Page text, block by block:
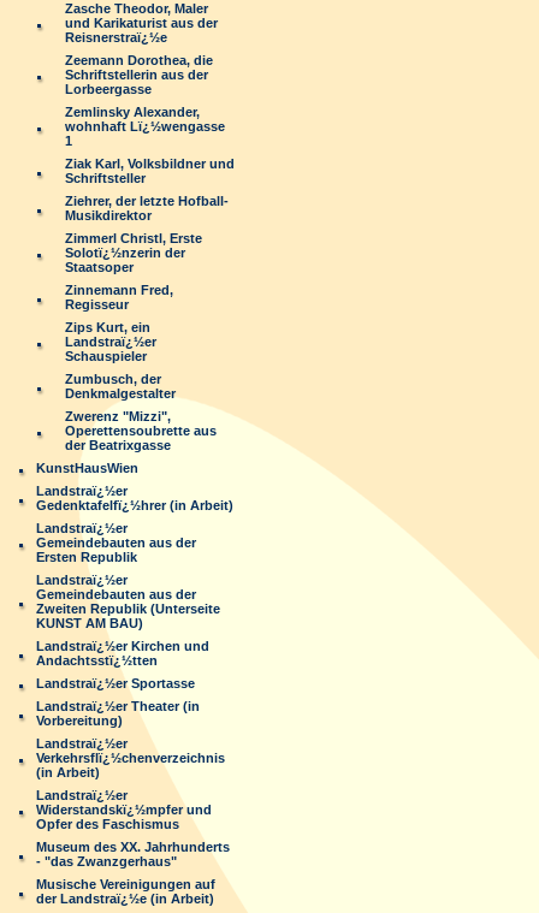
Zasche Theodor, Maler
und Karikaturist aus der
Reisnerstraï¿½e
Zeemann Dorothea, die
Schriftstellerin aus der
Lorbeergasse
Zemlinsky Alexander,
wohnhaft Lï¿½wengasse
1
Ziak Karl, Volksbildner und
Schriftsteller
Ziehrer, der letzte Hofball-
Musikdirektor
Zimmerl Christl, Erste
Solotï¿½nzerin der
Staatsoper
Zinnemann Fred,
Regisseur
Zips Kurt, ein
Landstraï¿½er
Schauspieler
Zumbusch, der
Denkmalgestalter
Zwerenz "Mizzi",
Operettensoubrette aus
der Beatrixgasse
KunstHausWien
Landstraï¿½er
Gedenktafelfï¿½hrer (in Arbeit)
Landstraï¿½er
Gemeindebauten aus der
Ersten Republik
Landstraï¿½er
Gemeindebauten aus der
Zweiten Republik (Unterseite
KUNST AM BAU)
Landstraï¿½er Kirchen und
Andachtsstï¿½tten
Landstraï¿½er Sportasse
Landstraï¿½er Theater (in
Vorbereitung)
Landstraï¿½er
Verkehrsflï¿½chenverzeichnis
(in Arbeit)
Landstraï¿½er
Widerstandskï¿½mpfer und
Opfer des Faschismus
Museum des XX. Jahrhunderts
- "das Zwanzgerhaus"
Musische Vereinigungen auf
der Landstraï¿½e (in Arbeit)